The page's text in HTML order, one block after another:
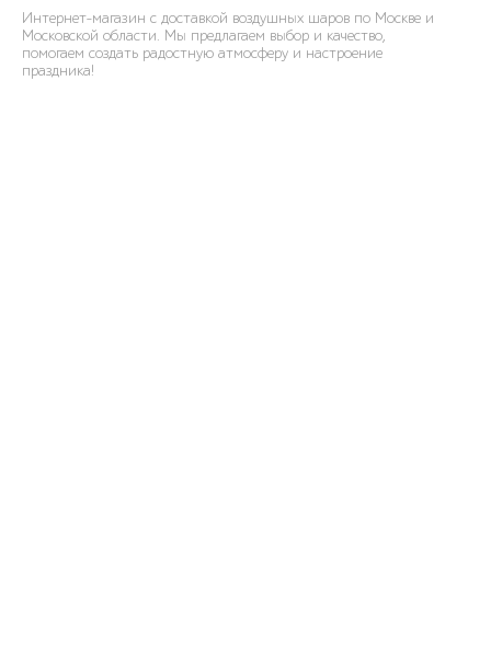
Интернет-магазин с доставкой воздушных шаров по Москве и
Московской области. Мы предлагаем выбор и качество,
помогаем создать радостную атмосферу и настроение
праздника!